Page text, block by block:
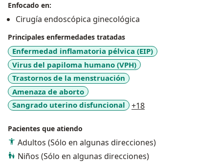
Enfocado en:
Cirugía endoscópica ginecológica
Principales enfermedades tratadas
Enfermedad inflamatoria pélvica (EIP)
Virus del papiloma humano (VPH)
Trastornos de la menstruación
Amenaza de aborto
Sangrado uterino disfuncional
+18
Pacientes que atiendo
Adultos (Sólo en algunas direcciones)
Niños (Sólo en algunas direcciones)